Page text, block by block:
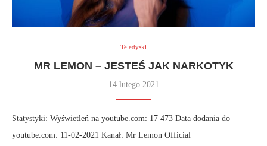
Teledyski
MR LEMON – JESTEŚ JAK NARKOTYK
14 lutego 2021
Statystyki: Wyświetleń na youtube.com: 17 473 Data dodania do
youtube.com: 11-02-2021 Kanał: Mr Lemon Official